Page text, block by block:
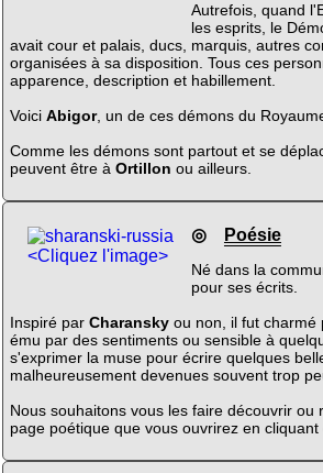
Autrefois, quand
les esprits, le
avait cour et palais, ducs, marquis, autres
organisées à sa disposition. Tous ces
apparence, description et habillement.
Voici Abigor, un de ces démons du
Comme les démons sont partout et se
peuvent être à Ortillon ou ailleurs.
<Cliquez l'image>
◎ Poésie
Né dans la
pour ses écrits.
Inspiré par Charanskyou non, il fut charmé
ému par des sentiments ou sensible à
s'exprimer la muse pour écrire quelques
malheureusement devenues souvent trop
Nous souhaitons vous les faire découvrir ou
page poétique que vous ouvrirez en cliquant